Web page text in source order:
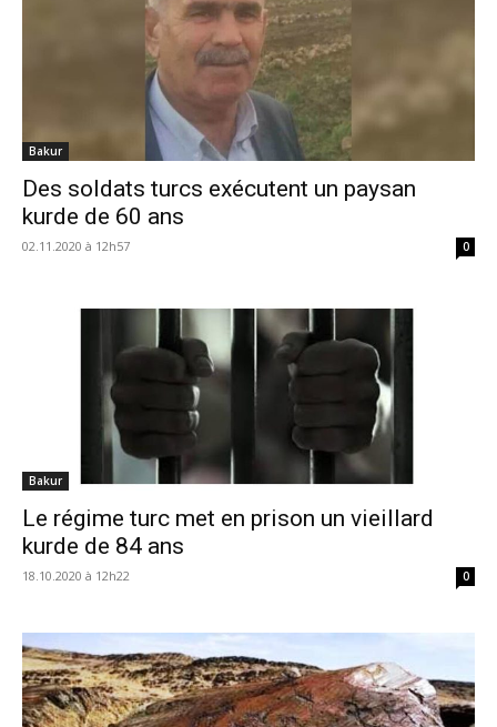
Bakur
Des soldats turcs exécutent un paysan
kurde de 60 ans
02.11.2020 à 12h57 0
Bakur
Le régime turc met en prison un vieillard
kurde de 84 ans
18.10.2020 à 12h22 0